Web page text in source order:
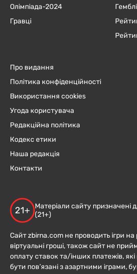
Олімпіада-2024
Гравці
Про видання
Політика конфіденційності
Використання cookies
Угода користувача
Редакційна політика
Кодекс етики
Наша редакція
Контакти
21+
Матеріали сайту призначені
(21+)
Сайт zbirna.com не проводить ігри на
віртуальні гроші, також сайт не
оплату ставок та/інших платежів,
бути пов’язані з азартними іграми,